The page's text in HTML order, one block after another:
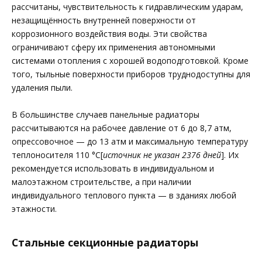
рассчитаны, чувствительность к гидравлическим ударам,
незащищённость внутренней поверхности от
коррозионного воздействия воды. Эти свойства
ограничивают сферу их применения автономными
системами отопления с хорошей водоподготовкой. Кроме
того, тыльные поверхности приборов труднодоступны для
удаления пыли.
В большинстве случаев панельные радиаторы
рассчитываются на рабочее давление от 6 до 8,7 атм,
опрессовочное — до 13 атм и максимальную температуру
теплоносителя 110 °C[источник не указан 2376 дней]. Их
рекомендуется использовать в индивидуальном и
малоэтажном строительстве, а при наличии
индивидуального теплового пункта — в зданиях любой
этажности.
Стальные секционные радиаторы